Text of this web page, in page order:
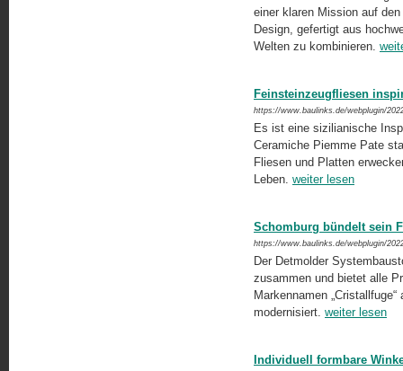
einer klaren Mission auf
Design, gefertigt aus
Welten zu kombinieren.
Feinsteinzeugfliesen
https://www.baulinks.de/webplugin/
Es ist eine sizilianische
Ceramiche Piemme Pate
Fliesen und Platten
Leben. weiter lesen
Schomburg bündelt sein
https://www.baulinks.de/webplugin/
Der Detmolder
zusammen und bietet alle
Markennamen
modernisiert. weiter lesen
Individuell formbare